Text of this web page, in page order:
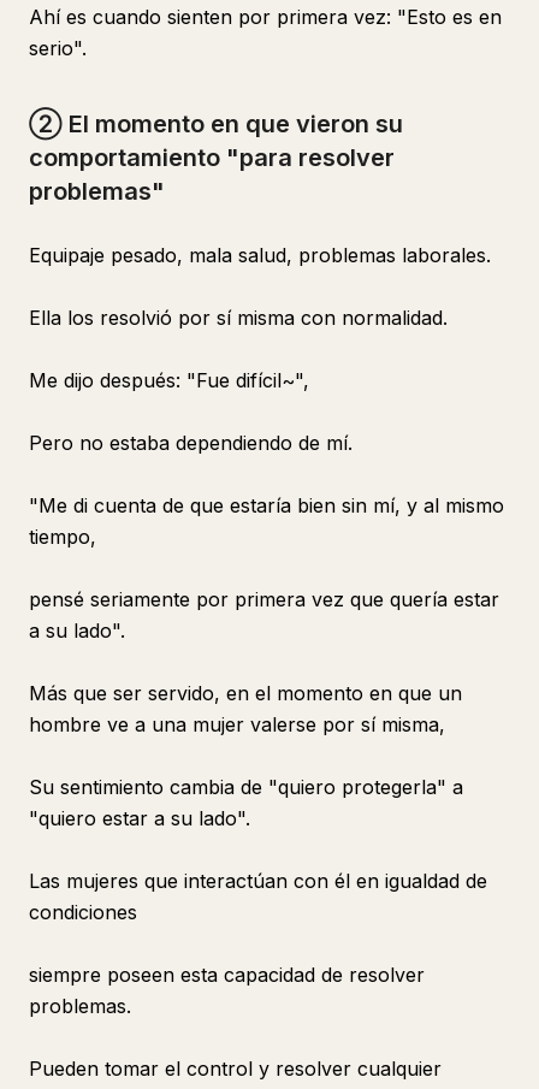
Ahí es cuando sienten por primera vez: "Esto es en
serio".
② El momento en que vieron su
comportamiento "para resolver
problemas"
Equipaje pesado, mala salud, problemas laborales.
Ella los resolvió por sí misma con normalidad.
Me dijo después: "Fue difícil~",
Pero no estaba dependiendo de mí.
"Me di cuenta de que estaría bien sin mí, y al mismo
tiempo,
pensé seriamente por primera vez que quería estar
a su lado".
Más que ser servido, en el momento en que un
hombre ve a una mujer valerse por sí misma,
Su sentimiento cambia de "quiero protegerla" a
"quiero estar a su lado".
Las mujeres que interactúan con él en igualdad de
condiciones
siempre poseen esta capacidad de resolver
problemas.
Pueden tomar el control y resolver cualquier